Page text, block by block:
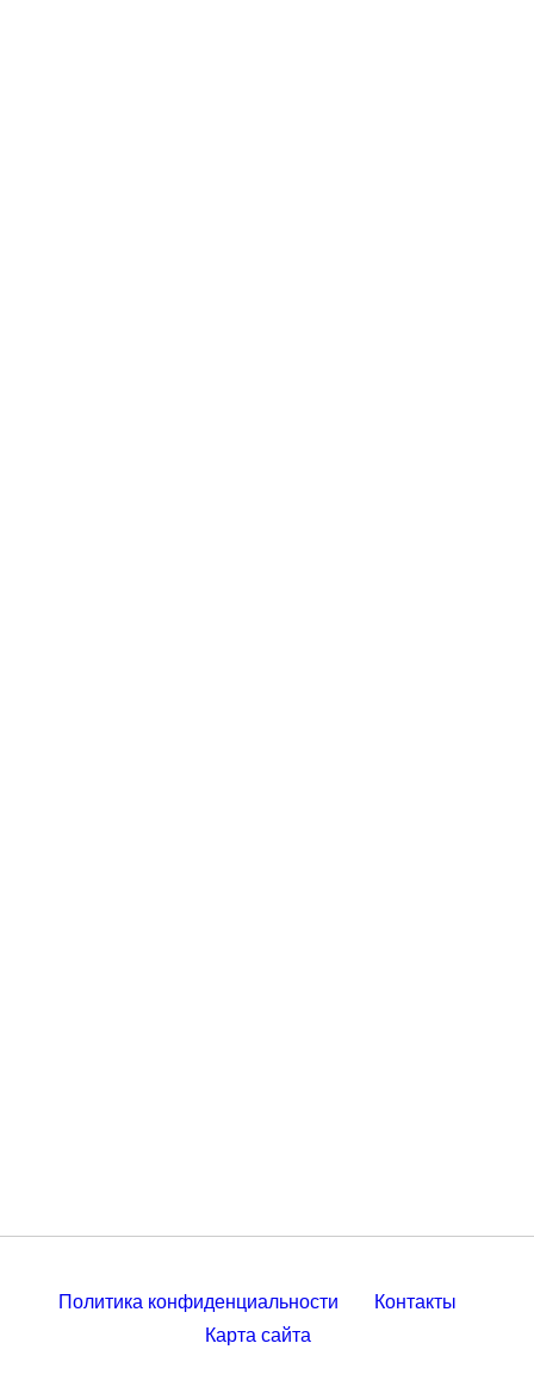
Политика конфиденциальности
Контакты
Карта сайта